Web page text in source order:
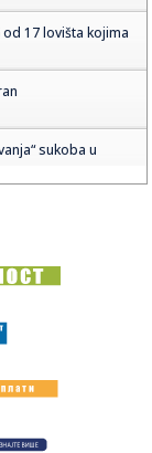
17 lovišta kojima
sukoba u
‘Crveno-beli’ su
Invictus
operaciju
...